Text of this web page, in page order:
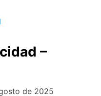
–
de 2025